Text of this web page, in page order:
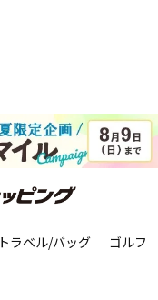
トラベル/バッグ ゴルフ